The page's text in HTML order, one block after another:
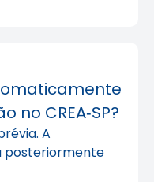
CREA‑SP?
A
posteriormente